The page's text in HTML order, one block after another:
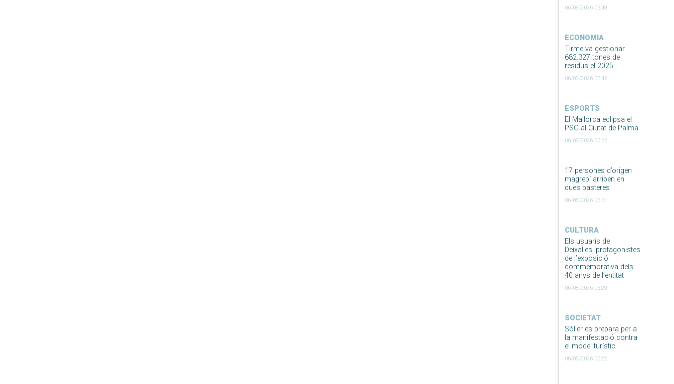
06/08/2026 03:49
ECONOMIA
Tirme va gestionar
682.327 tones de
residus el 2025
06/08/2026 05:46
ESPORTS
El Mallorca eclipsa el
PSG al Ciutat de Palma
06/08/2026 05:36
17 persones d’origen
magrebí arriben en
dues pasteres
06/08/2026 05:31
CULTURA
Els usuaris de
Deixalles, protagonistes
de l’exposició
commemorativa dels
40 anys de l’entitat
06/08/2026 05:29
SOCIETAT
Sóller es prepara per a
la manifestació contra
el model turístic
06/08/2026 05:22